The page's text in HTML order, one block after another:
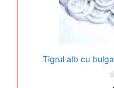
Tigrul alb cu